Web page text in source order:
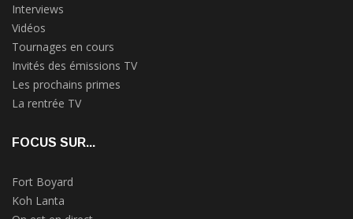
Interviews
Vidéos
Tournages en cours
Invités des émissions TV
Les prochains primes
La rentrée TV
FOCUS SUR...
Fort Boyard
Koh Lanta